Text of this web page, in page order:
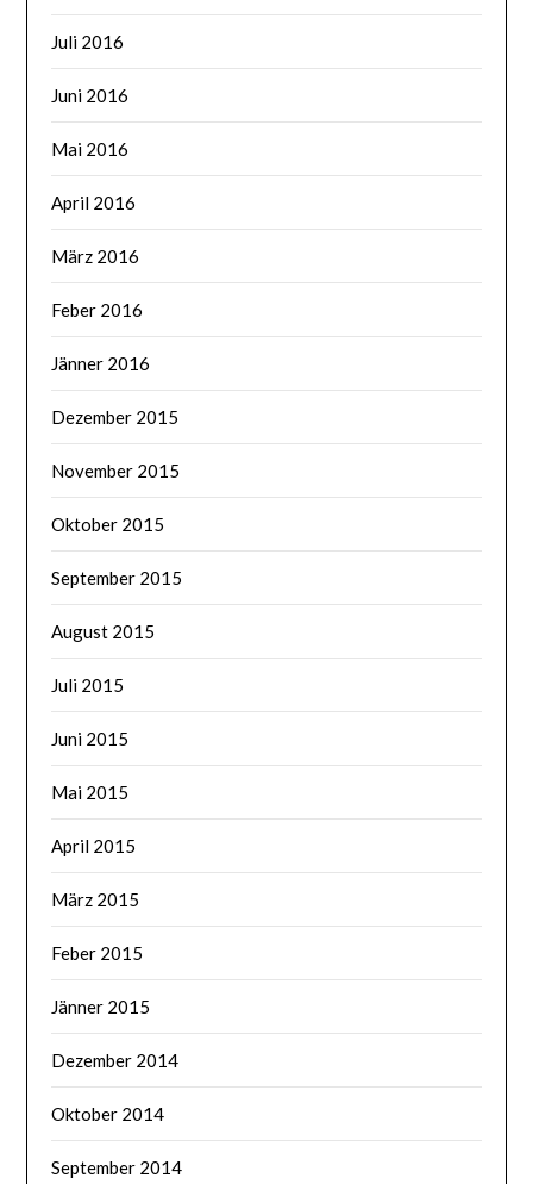
Juli 2016
Juni 2016
Mai 2016
April 2016
März 2016
Feber 2016
Jänner 2016
Dezember 2015
November 2015
Oktober 2015
September 2015
August 2015
Juli 2015
Juni 2015
Mai 2015
April 2015
März 2015
Feber 2015
Jänner 2015
Dezember 2014
Oktober 2014
September 2014